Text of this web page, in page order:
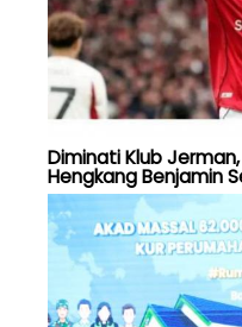
Diminati Klub
Hengkang Benjamin